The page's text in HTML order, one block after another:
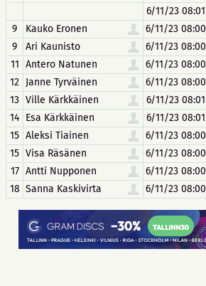
6/11/23 08:01
9
Kauko Eronen 6/11/23 08:00
9
Ari Kaunisto 6/11/23 08:00
11 Antero Natunen 6/11/23 08:00
12 Janne Tyrväinen 6/11/23 08:00
13 Ville Kärkkäinen 6/11/23 08:01
14 Esa Kärkkäinen 6/11/23 08:01
15 Aleksi Tiainen 6/11/23 08:00
15 Visa Räsänen 6/11/23 08:00
17 Antti Nupponen 6/11/23 08:00
18 Sanna Kaskivirta 6/11/23 08:00